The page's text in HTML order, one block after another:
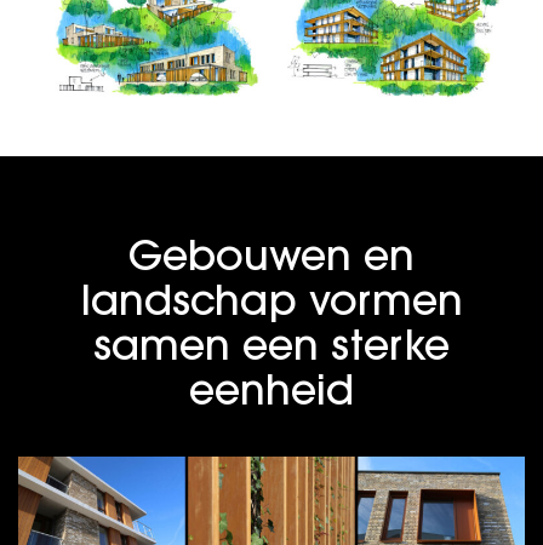
Gebouwen en
landschap vormen
samen een sterke
eenheid